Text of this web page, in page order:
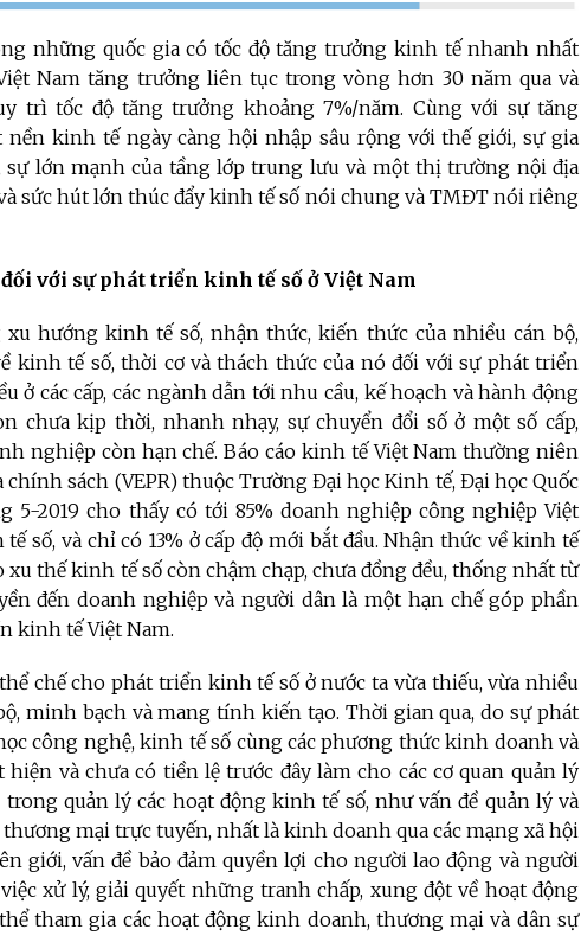
những quốc gia có tốc độ tăng trưởng kinh tế nhanh nhất
Nam tăng trưởng liên tục trong vòng hơn 30 năm qua và
trì tốc độ tăng trưởng khoảng 7%/năm. Cùng với sự tăng
kinh tế ngày càng hội nhập sâu rộng với thế giới, sự gia
sự lớn mạnh của tầng lớp trung lưu và một thị trường nội địa
sức hút lớn thúc đẩy kinh tế số nói chung và TMĐT nói riêng
với sự phát triển kinh tế số ở Việt Nam
xu hướng kinh tế số, nhận thức, kiến thức của nhiều cán bộ,
kinh tế số, thời cơ và thách thức của nó đối với sự phát triển
ở các cấp, các ngành dẫn tới nhu cầu, kế hoạch và hành động
chưa kịp thời, nhanh nhạy, sự chuyển đổi số ở một số cấp,
nghiệp còn hạn chế. Báo cáo kinh tế Việt Nam thường niên
sách (VEPR) thuộc Trường Đại học Kinh tế, Đại học Quốc
5-2019 cho thấy có tới 85% doanh nghiệp công nghiệp Việt
số, và chỉ có 13% ở cấp độ mới bắt đầu. Nhận thức về kinh tế
xu thế kinh tế số còn chậm chạp, chưa đồng đều, thống nhất từ
đến doanh nghiệp và người dân là một hạn chế góp phần
kinh tế Việt Nam.
chế cho phát triển kinh tế số ở nước ta vừa thiếu, vừa nhiều
minh bạch và mang tính kiến tạo. Thời gian qua, do sự phát
công nghệ, kinh tế số cùng các phương thức kinh doanh và
và chưa có tiền lệ trước đây làm cho các cơ quan quản lý
quản lý các hoạt động kinh tế số, như vấn đề quản lý và
mại trực tuyến, nhất là kinh doanh qua các mạng xã hội
giới, vấn đề bảo đảm quyền lợi cho người lao động và người
xử lý, giải quyết những tranh chấp, xung đột về hoạt động
tham gia các hoạt động kinh doanh, thương mại và dân sự